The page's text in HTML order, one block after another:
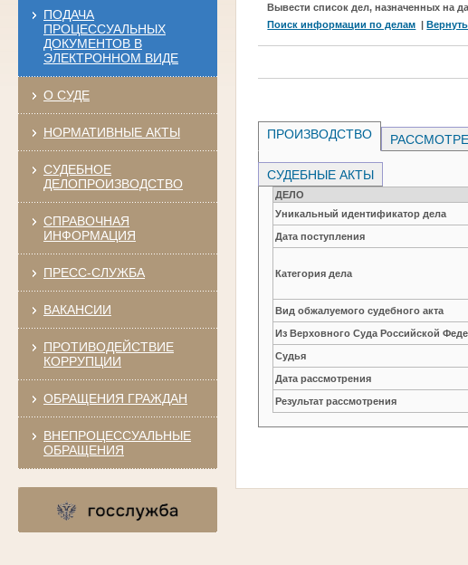
ПОДАЧА
ПРОЦЕССУАЛЬНЫХ
ДОКУМЕНТОВ В
ЭЛЕКТРОННОМ ВИДЕ
О СУДЕ
НОРМАТИВНЫЕ АКТЫ
СУДЕБНОЕ
ДЕЛОПРОИЗВОДСТВО
СПРАВОЧНАЯ
ИНФОРМАЦИЯ
ПРЕСС-СЛУЖБА
ВАКАНСИИ
ПРОТИВОДЕЙСТВИЕ
КОРРУПЦИИ
ОБРАЩЕНИЯ ГРАЖДАН
ВНЕПРОЦЕССУАЛЬНЫЕ
ОБРАЩЕНИЯ
Вывести список дел, назначенных на
Поиск информации по делам |
ПРОИЗВОДСТВО
СУДЕБНЫЕ АКТЫ
ДЕЛО
Уникальный идентификатор дела
Дата поступления
Категория дела
Вид обжалуемого судебного акта
Из Верховного Суда Российской
Судья
Дата рассмотрения
Результат рассмотрения